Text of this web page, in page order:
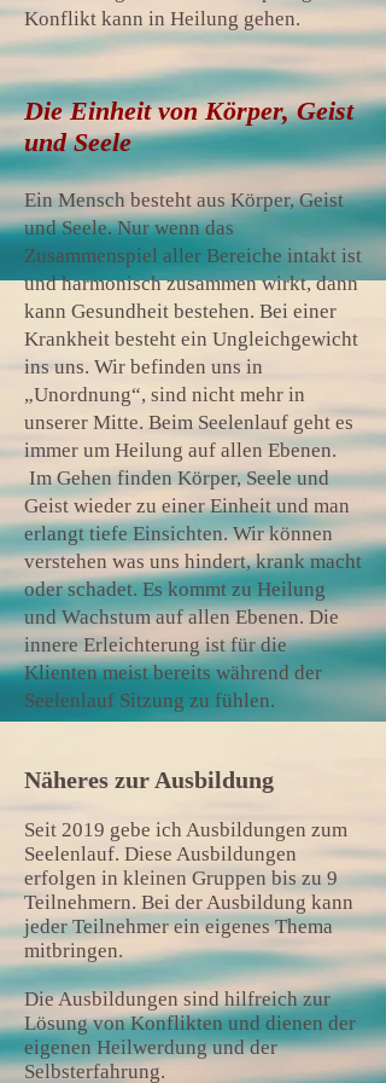
Konflikt kann in Heilung gehen.
Die Einheit von Körper, Geist
und Seele
Ein Mensch besteht aus Körper, Geist
und Seele. Nur wenn das
Zusammenspiel aller Bereiche intakt ist
und harmonisch zusammen wirkt, dann
kann Gesundheit bestehen. Bei einer
Krankheit besteht ein Ungleichgewicht
ins uns. Wir befinden uns in
„Unordnung“, sind nicht mehr in
unserer Mitte. Beim Seelenlauf geht es
immer um Heilung auf allen Ebenen.
Im Gehen finden Körper, Seele und
Geist wieder zu einer Einheit und man
erlangt tiefe Einsichten. Wir können
verstehen was uns hindert, krank macht
oder schadet. Es kommt zu Heilung
und Wachstum auf allen Ebenen. Die
innere Erleichterung ist für die
Klienten meist bereits während der
Seelenlauf Sitzung zu fühlen.
Näheres zur Ausbildung
Seit 2019 gebe ich Ausbildungen zum
Seelenlauf. Diese Ausbildungen
erfolgen in kleinen Gruppen bis zu 9
Teilnehmern. Bei der Ausbildung kann
jeder Teilnehmer ein eigenes Thema
mitbringen.
Die Ausbildungen sind hilfreich zur
Lösung von Konflikten und dienen der
eigenen Heilwerdung und der
Selbsterfahrung.